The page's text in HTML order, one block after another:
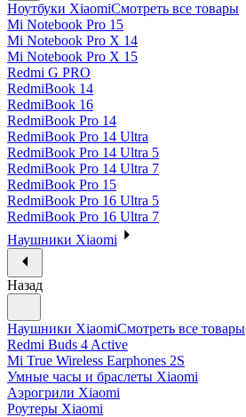
Ноутбуки XiaomiСмотреть все товары
Mi Notebook Pro 15
Mi Notebook Pro X 14
Mi Notebook Pro X 15
Redmi G PRO
RedmiBook 14
RedmiBook 16
RedmiBook Pro 14
RedmiBook Pro 14 Ultra
RedmiBook Pro 14 Ultra 5
RedmiBook Pro 14 Ultra 7
RedmiBook Pro 15
RedmiBook Pro 16 Ultra 5
RedmiBook Pro 16 Ultra 7
Наушники Xiaomi
Назад
Наушники XiaomiСмотреть все товары
Redmi Buds 4 Active
Mi True Wireless Earphones 2S
Умные часы и браслеты Xiaomi
Аэрогрили Xiaomi
Роутеры Xiaomi